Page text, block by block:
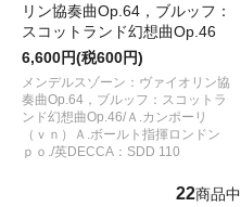
リン協奏曲Op.64，ブルッフ：
スコットランド幻想曲Op.46
6,600円(税600円)
メンデルスゾーン：ヴァイオリン協
奏曲Op.64，ブルッフ：スコットラ
ンド幻想曲Op.46/Ａ.カンポーリ
（ｖｎ）Ａ.ボールト指揮ロンドン
ｐｏ./英DECCA：SDD 110
22商品中